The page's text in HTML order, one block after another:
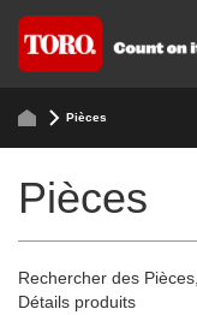
Pièces
Pièces
Rechercher des
Détails produits